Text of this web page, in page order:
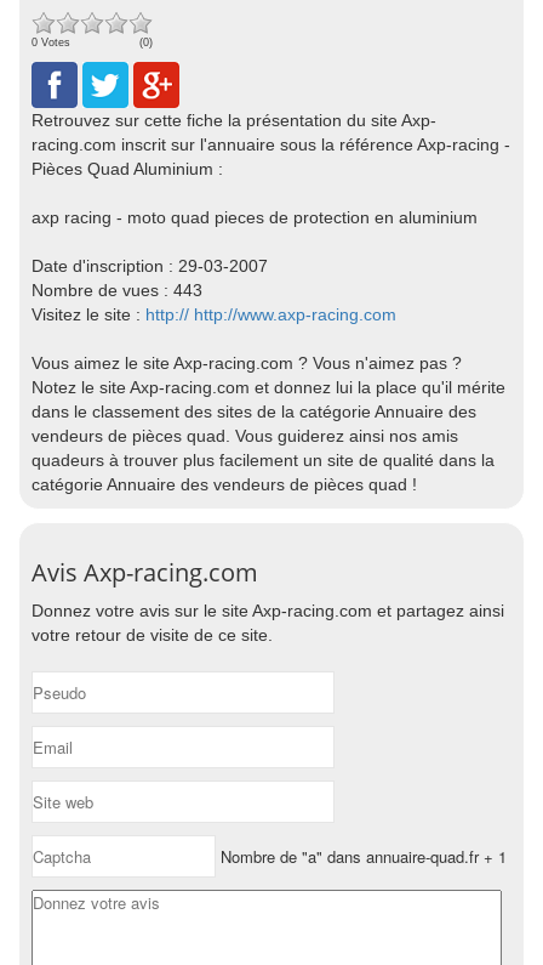
0 Votes (0)
Retrouvez sur cette fiche la présentation du site Axp-
racing.com inscrit sur l'annuaire sous la référence Axp-racing -
Pièces Quad Aluminium :
axp racing - moto quad pieces de protection en aluminium
Date d'inscription : 29-03-2007
Nombre de vues : 443
Visitez le site : http:// http://www.axp-racing.com
Vous aimez le site Axp-racing.com ? Vous n'aimez pas ?
Notez le site Axp-racing.com et donnez lui la place qu'il mérite
dans le classement des sites de la catégorie Annuaire des
vendeurs de pièces quad. Vous guiderez ainsi nos amis
quadeurs à trouver plus facilement un site de qualité dans la
catégorie Annuaire des vendeurs de pièces quad !
Avis Axp-racing.com
Donnez votre avis sur le site Axp-racing.com et partagez ainsi
votre retour de visite de ce site.
Nombre de "a" dans annuaire-quad.fr + 1